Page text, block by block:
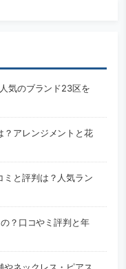
気のブランド23区を
？アレンジメントと花
と評判は？人気ラン
？口コやミ評判と年